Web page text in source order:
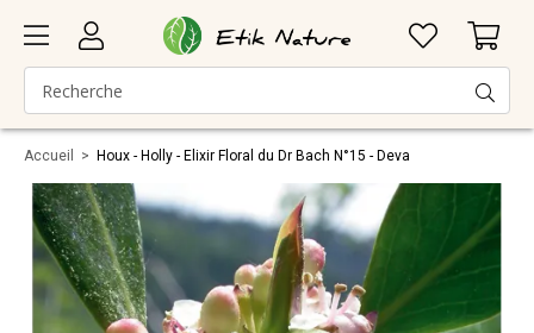
Accueil > Houx - Holly - Elixir Floral du Dr Bach N°15 - Deva